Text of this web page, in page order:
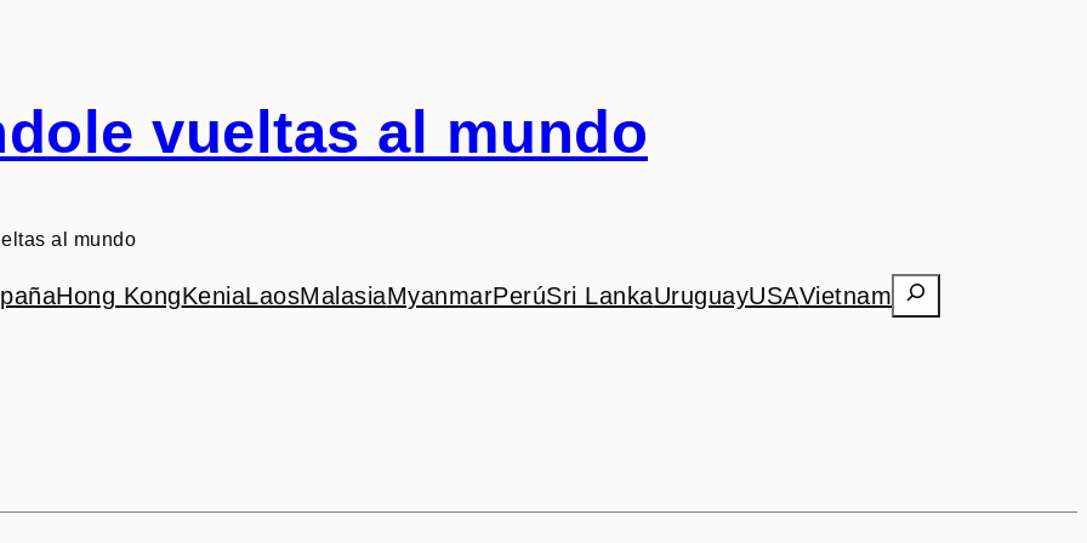
vueltas al mundo
al mundo
Hong KongKeniaLaosMalasiaMyanmarPerúSri LankaUruguayUSAVietnam Search